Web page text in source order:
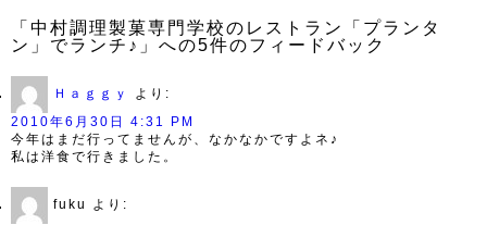
「中村調理製菓専門学校のレストラン「プランタ
ン」でランチ♪」への5件のフィードバック
Ｈａｇｇｙ
より:
2010年6月30日 4:31 PM
今年はまだ行ってませんが、なかなかですよネ♪
私は洋食で行きました。
fuku
より: